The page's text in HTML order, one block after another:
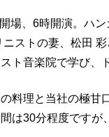
場、6時開演。ハ
ストの妻、松田
ト音楽院で学び、
料理と当社の極甘
は30分程度です